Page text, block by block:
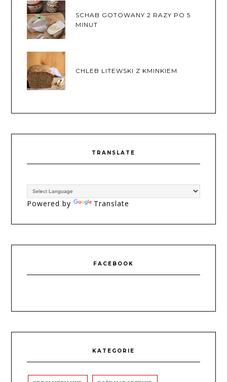
SCHAB GOTOWANY 2 RAZY PO 5
MINUT
CHLEB LITEWSKI Z KMINKIEM
TRANSLATE
Powered by Translate
FACEBOOK
KATEGORIE